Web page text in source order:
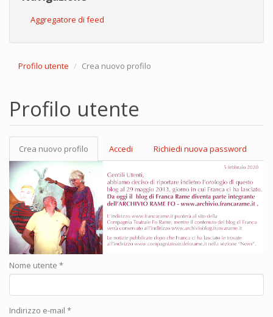
Aggregatore di feed
Profilo utente Crea nuovo profilo
Profilo utente
Schede primarie
Crea nuovo profilo (scheda
attiva)
Accedi Richiedi nuova password
Nome utente *
Indirizzo e-mail *